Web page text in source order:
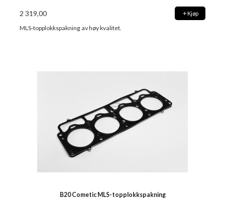
2 319,00 Kjøp
MLS-topplokkspakning av høy kvalitet.
B20 Cometic MLS-topplokkspakning